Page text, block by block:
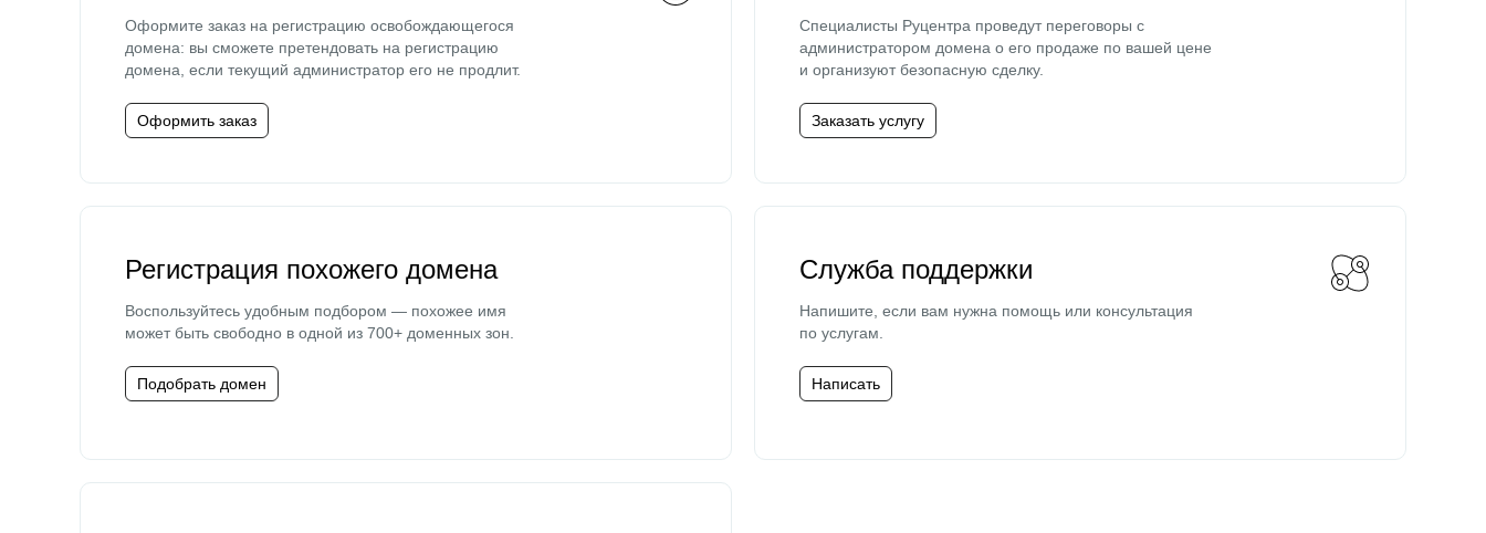
Оформите заказ на регистрацию освобождающегося
домена: вы сможете претендовать на регистрацию
домена, если текущий администратор его не продлит.
Оформить заказ
Специалисты Руцентра проведут переговоры с
администратором домена о его продаже по вашей цене
и организуют безопасную сделку.
Заказать услугу
Регистрация похожего домена
Воспользуйтесь удобным подбором — похожее имя
может быть свободно в одной из 700+ доменных зон.
Подобрать домен
Служба поддержки
Напишите, если вам нужна помощь или консультация
по услугам.
Написать